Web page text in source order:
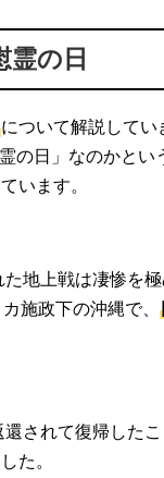
霊の日
について解説してい
の日」なのかとい
います。
地上戦は凄惨を極
施政下の沖縄で、
されて復帰した
た。